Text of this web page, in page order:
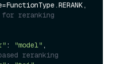
for reranking
: "model"
reranking